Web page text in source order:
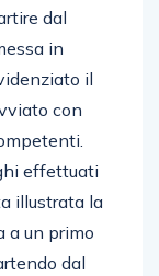
dal
in
il
con
effettuati
illustrata la
a un primo
dal